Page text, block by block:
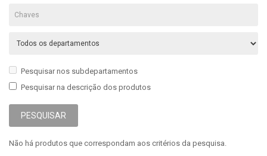
Pesquisar nos subdepartamentos
Pesquisar na descrição dos produtos
Não há produtos que correspondam aos critérios da pesquisa.